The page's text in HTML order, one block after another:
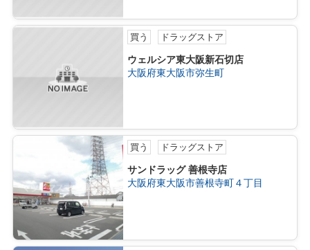
買う ドラッグストア
ウェルシア東大阪新石切店
大阪府東大阪市弥生町
買う ドラッグストア
サンドラッグ 善根寺店
大阪府東大阪市善根寺町４丁目